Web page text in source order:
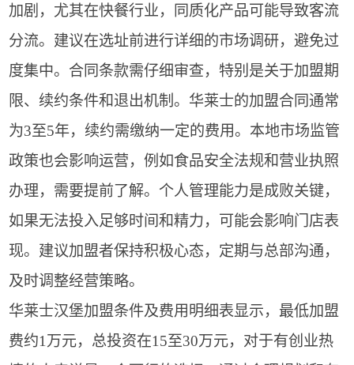
加剧，尤其在快餐行业，同质化产品可能导致客流
分流。建议在选址前进行详细的市场调研，避免过
度集中。合同条款需仔细审查，特别是关于加盟期
限、续约条件和退出机制。华莱士的加盟合同通常
为3至5年，续约需缴纳一定的费用。本地市场监管
政策也会影响运营，例如食品安全法规和营业执照
办理，需要提前了解。个人管理能力是成败关键，
如果无法投入足够时间和精力，可能会影响门店表
现。建议加盟者保持积极心态，定期与总部沟通，
及时调整经营策略。
华莱士汉堡加盟条件及费用明细表显示，最低加盟
费约1万元，总投资在15至30万元，对于有创业热